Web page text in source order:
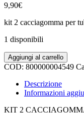
9,90€
kit 2 cacciagomma per
1 disponibili
Kit
2
tubeless
Aggiungi al carrello
COD: 800000004549
Descrizione
Informazioni
KIT 2